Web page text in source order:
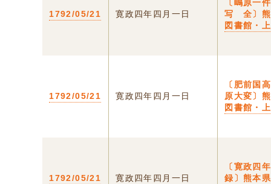
1792/05/21 寛政四年四月一日
〔嶋原一
写 全〕熊
図書館・
1792/05/21 寛政四年四月一日
〔肥前国
原大変〕
図書館・
1792/05/21 寛政四年四月一日
〔寛政四
録〕熊本